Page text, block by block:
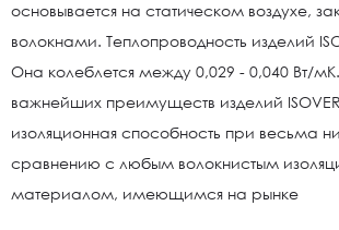
основывается на статическом воздухе,
волокнами. Теплопроводность изделий
Она колеблется между 0,029 - 0,040 Вт/
важнейших преимуществ изделий
изоляционная способность при весьма
сравнению с любым волокнистым
материалом, имеющимся на рынке